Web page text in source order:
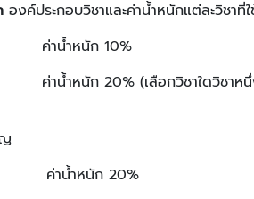
องค์ประกอบวิชาและค่าน้ำหนักแต่ละวิชาที่
ค่าน้ำหนัก 10%
ค่าน้ำหนัก 20% (เลือกวิชาใดวิชาห
ญ
ค่าน้ำหนัก 20%